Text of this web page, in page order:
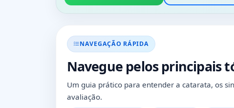
NAVEGAÇÃO RÁPIDA
Navegue pelos principais
Um guia prático para entender a catarata, os
avaliação.